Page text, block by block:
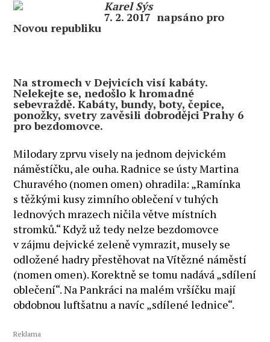
Karel Sýs
7. 2. 2017 napsáno pro
Novou republiku
Na stromech v Dejvicích visí kabáty.
Nelekejte se, nedošlo k hromadné
sebevraždě. Kabáty, bundy, boty, čepice,
ponožky, svetry zavěsili dobrodějci Prahy 6
pro bezdomovce.
Milodary zprvu visely na jednom dejvickém
náměstíčku, ale ouha. Radnice se ústy Martina
Churavého (nomen omen) ohradila: „Ramínka
s těžkými kusy zimního oblečení v tuhých
lednových mrazech ničila větve místních
stromků.“ Když už tedy nelze bezdomovce
v zájmu dejvické zeleně vymrazit, musely se
odložené hadry přestěhovat na Vítězné náměstí
(nomen omen). Korektně se tomu nadává „sdílení
oblečení“. Na Pankráci na malém vršíčku mají
obdobnou luftšatnu a navíc „sdílené lednice“.
Reklama